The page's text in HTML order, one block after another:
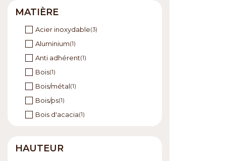
MATIÈRE
Acier inoxydable(3)
Aluminium(1)
Anti adhérent(1)
Bois(1)
Bois/métal(1)
Bois/ps(1)
Bois d'acacia(1)
HAUTEUR